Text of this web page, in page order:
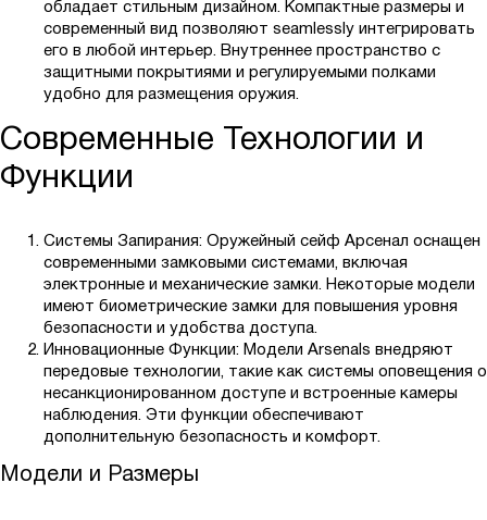
обладает стильным дизайном. Компактные размеры и
современный вид позволяют seamlessly интегрировать
его в любой интерьер. Внутреннее пространство с
защитными покрытиями и регулируемыми полками
удобно для размещения оружия.
Современные Технологии и
Функции
Системы Запирания: Оружейный сейф Арсенал оснащен
современными замковыми системами, включая
электронные и механические замки. Некоторые модели
имеют биометрические замки для повышения уровня
безопасности и удобства доступа.
Инновационные Функции: Модели Arsenals внедряют
передовые технологии, такие как системы оповещения о
несанкционированном доступе и встроенные камеры
наблюдения. Эти функции обеспечивают
дополнительную безопасность и комфорт.
Модели и Размеры